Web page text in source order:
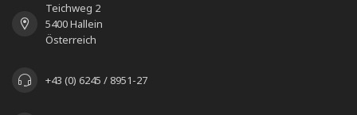
Teichweg 2
5400 Hallein
Österreich
+43 (0) 6245 / 8951-27